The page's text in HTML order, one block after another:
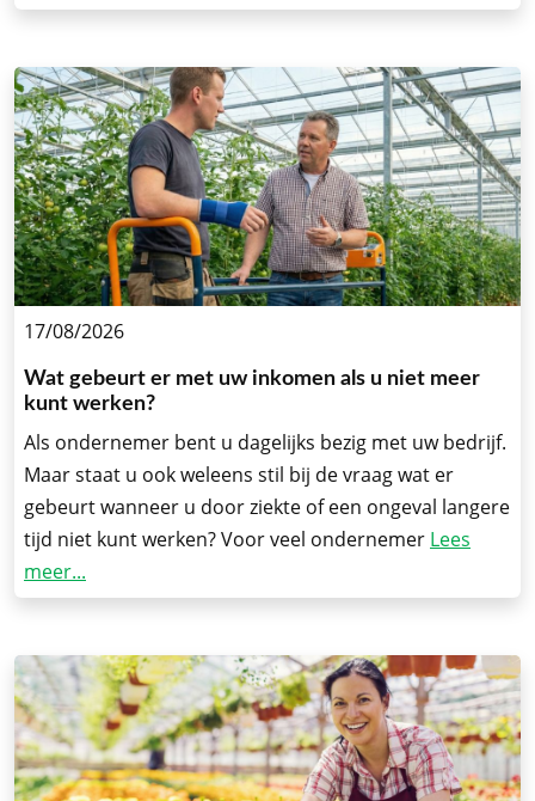
17/08/2026
Wat gebeurt er met uw inkomen als u niet meer
kunt werken?
Als ondernemer bent u dagelijks bezig met uw bedrijf.
Maar staat u ook weleens stil bij de vraag wat er
gebeurt wanneer u door ziekte of een ongeval langere
tijd niet kunt werken? Voor veel ondernemer Lees
meer...